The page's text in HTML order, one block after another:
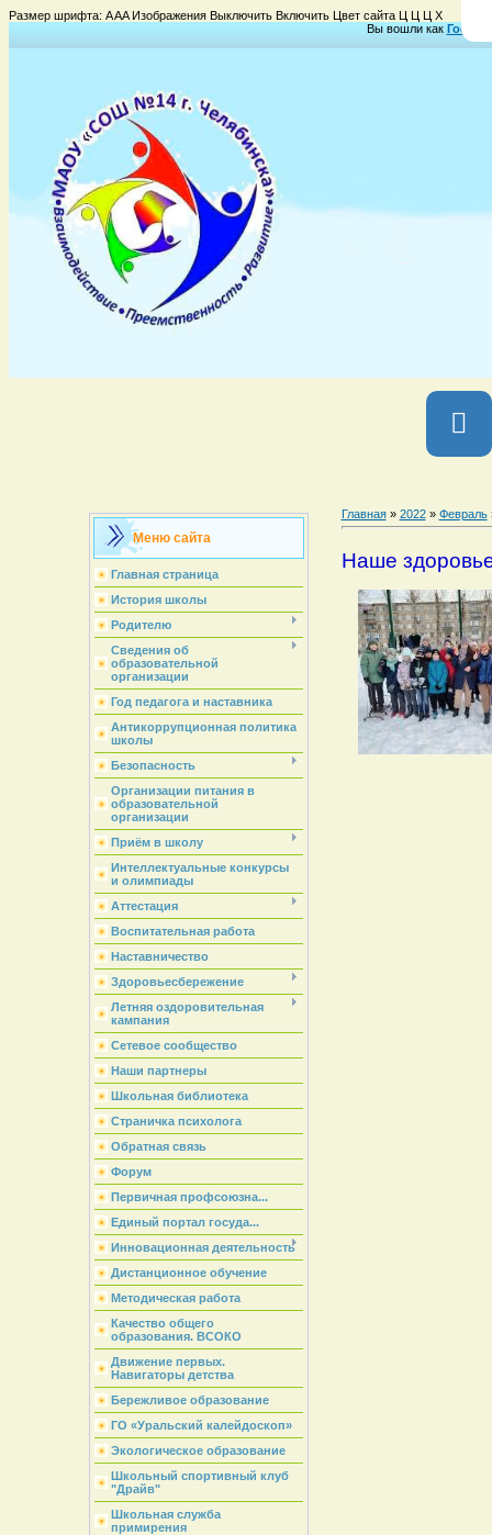
Размер шрифта: AAAИзображения Выключить Включить Цвет сайта Ц Ц Ц Х
Вы вошли как Гость
Меню сайта
Главная страница
История школы
Родителю
Сведения об
образовательной
организации
Год педагога и наставника
Антикоррупционная политика
школы
Безопасность
Организации питания в
образовательной
организации
Приём в школу
Интеллектуальные конкурсы
и олимпиады
Аттестация
Воспитательная работа
Наставничество
Здоровьесбережение
Летняя оздоровительная
кампания
Сетевое сообщество
Наши партнеры
Школьная библиотека
Страничка психолога
Обратная связь
Форум
Первичная профсоюзна...
Единый портал госуда...
Инновационная деятельность
Дистанционное обучение
Методическая работа
Качество общего
образования. ВСОКО
Движение первых.
Навигаторы детства
Бережливое образование
ГО «Уральский калейдоскоп»
Экологическое образование
Школьный спортивный клуб
"Драйв"
Школьная служба
примирения
Главная» 2022 » Февраль
Наше